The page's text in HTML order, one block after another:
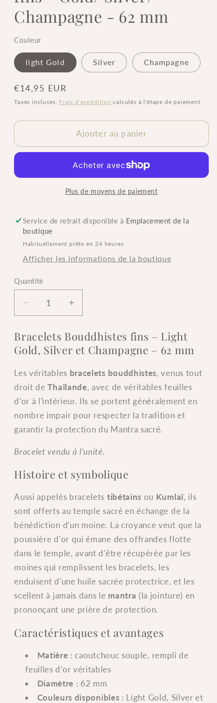
Champagne - 62 mm
Couleur
light Gold Silver Champagne
Prix
habituel
€14,95 EUR
Taxes incluses. Frais d'expédition calculés à l'étape de paiement.
Ajouter au panier
Plus de moyens de paiement
Service de retrait disponible à Emplacement de la
boutique
Habituellement prête en 24 heures
Afficher les informations de la boutique
Quantité
Quantité
Réduire
la
quantité
de
Bracelets
fins
-
Gold/
Silver/
Champagne
-
62
Augmenter
la
quantité
de
Bracelets
fins
-
Gold/
Silver/
Champagne
-
62
Bracelets Bouddhistes fins – Light
Gold, Silver et Champagne – 62 mm
Les véritables bracelets bouddhistes, venus tout
droit deThaïlande, avec de véritables feuilles
d'or à l'intérieur. Ils se portent généralement en
nombre impair pour respecter la tradition et
garantir la protection du Mantra sacré.
Bracelet vendu à l'unité.
Histoire et symbolique
Aussi appelés bracelets tibétains ou Kumlaï, ils
sont offerts au temple sacré en échange de la
bénédiction d'un moine. La croyance veut que la
poussière d'or qui émane des offrandes flotte
dans le temple, avant d'être récupérée par les
moines qui remplissent les bracelets, les
enduisent d'une huile sacrée protectrice, et les
scellent à jamais dans le mantra (la jointure) en
prononçant une prière de protection.
Caractéristiques et avantages
Matière : caoutchouc souple, rempli de
feuilles d'or véritables
Diamètre : 62 mm
Couleurs disponibles : Light Gold, Silver et